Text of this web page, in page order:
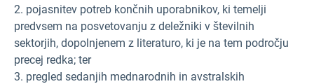
2. pojasnitev potreb končnih uporabnikov, ki temelji
predvsem na posvetovanju z deležniki v številnih
sektorjih, dopolnjenem z literaturo, ki je na tem področju
precej redka; ter
3. pregled sedanjih mednarodnih in avstralskih